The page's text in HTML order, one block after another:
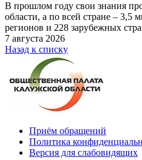
В прошлом году свои знания
области, а по всей стране – 3,5
регионов и 228 зарубежных
7 августа 2026
Назад к списку
Приём обращений
Политика
Версия для слабовидящих